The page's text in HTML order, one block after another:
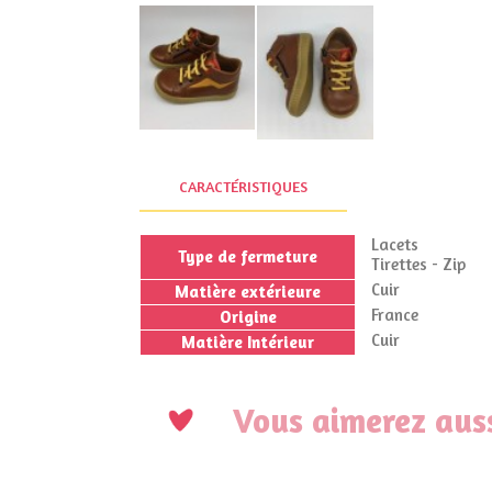
CARACTÉRISTIQUES
Type de fermeture
Lacets
Tirettes - Zip
Matière extérieure
Cuir
Origine
France
Matière Intérieur
Cuir
Vous aimerez